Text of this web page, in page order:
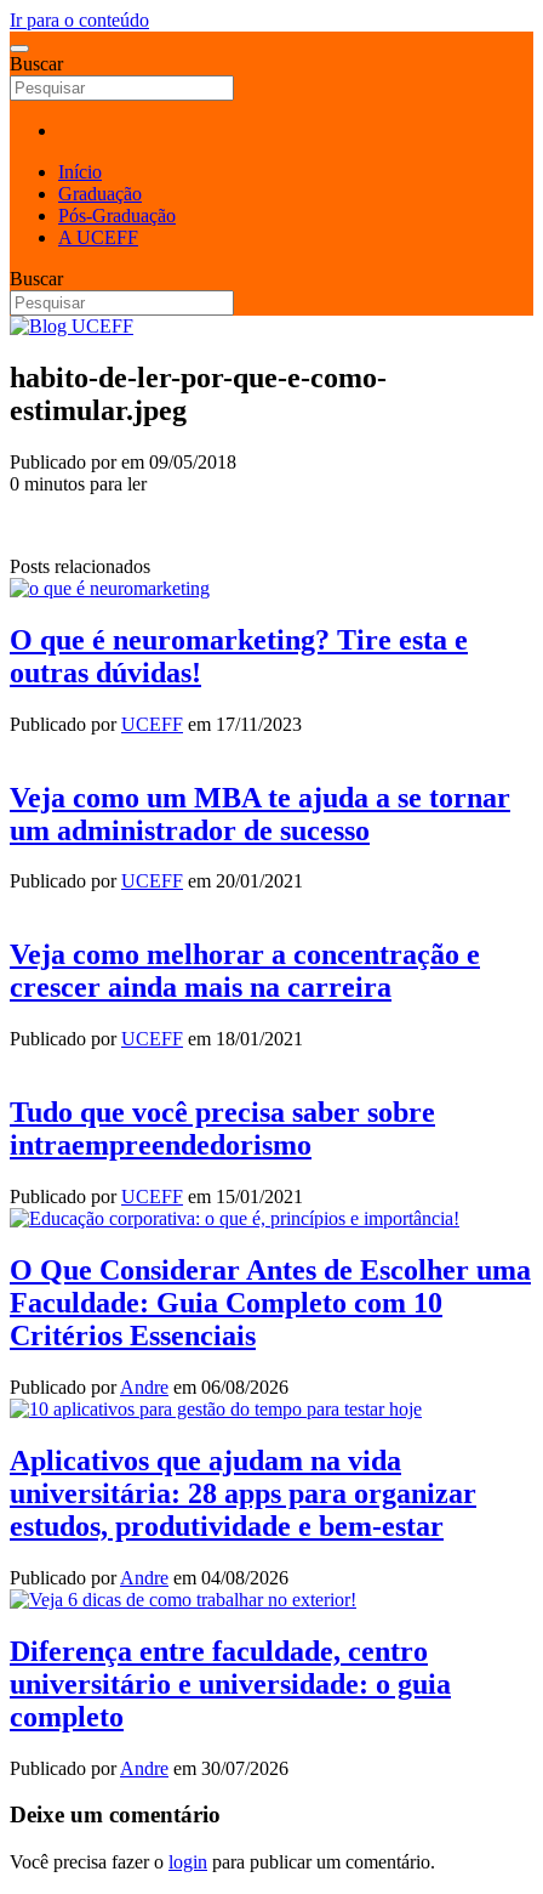
Ir para o conteúdo
Buscar
Início
Graduação
Pós-Graduação
A UCEFF
Buscar
habito-de-ler-por-que-e-como-
estimular.jpeg
Publicado porem 09/05/2018
0 minutos para ler
Posts relacionados
O que é neuromarketing? Tire esta e
outras dúvidas!
Publicado porUCEFF em 17/11/2023
Veja como um MBA te ajuda a se tornar
um administrador de sucesso
Publicado porUCEFF em 20/01/2021
Veja como melhorar a concentração e
crescer ainda mais na carreira
Publicado porUCEFF em 18/01/2021
Tudo que você precisa saber sobre
intraempreendedorismo
Publicado porUCEFF em 15/01/2021
O Que Considerar Antes de Escolher uma
Faculdade: Guia Completo com 10
Critérios Essenciais
Publicado porAndre em 06/08/2026
Aplicativos que ajudam na vida
universitária: 28 apps para organizar
estudos, produtividade e bem-estar
Publicado porAndre em 04/08/2026
Diferença entre faculdade, centro
universitário e universidade: o guia
completo
Publicado porAndre em 30/07/2026
Deixe um comentário
Você precisa fazer o login para publicar um comentário.